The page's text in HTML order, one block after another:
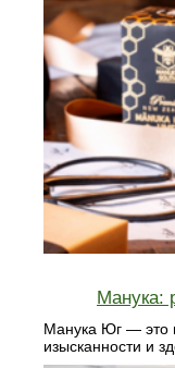
Манука:
Манука Юг — это
изысканности и